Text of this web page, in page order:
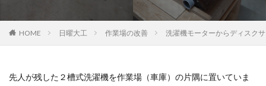
HOME 日曜大工 作業場の改善 洗濯機モーターからディスク
先人が残した２槽式洗濯機を作業場（車庫）の片隅に置いていま